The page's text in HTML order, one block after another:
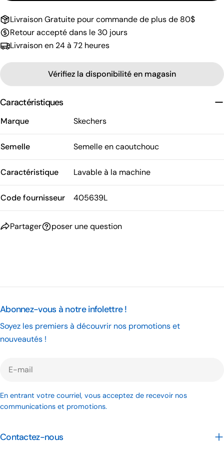
Livraison Gratuite pour commande de plus de 80$
Retour accepté dans le 30 jours
Livraison en 24 à 72 heures
Vérifiez la disponibilité en magasin
Caractéristiques
Marque Skechers
Semelle Semelle en caoutchouc
Caractéristique Lavable à la machine
Code fournisseur 405639L
Partager poser une question
Contactez-nous
Abonnez-vous à notre infolettre !
Soyez les premiers à découvrir nos promotions et
nouveautés !
En entrant votre courriel, vous acceptez de recevoir nos
communications et promotions.